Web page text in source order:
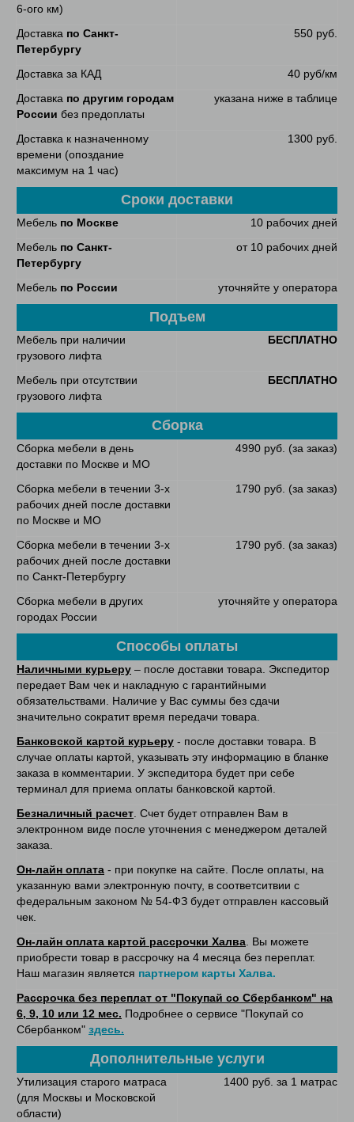
6-ого км)
Доставка по Санкт-
Петербургу
550 руб.
Доставка за КАД
40 руб/км
Доставка по другим городам
России без предоплаты
указана ниже в таблице
Доставка к назначенному
времени (опоздание
максимум на 1 час)
1300 руб.
Сроки доставки
Мебель по Москве
10 рабочих дней
Мебель по Санкт-
Петербургу
от 10 рабочих дней
Мебель по России уточняйте у оператора
Подъем
Мебель при наличии
грузового лифта
БЕСПЛАТНО
Мебель при отсутствии
грузового лифта
БЕСПЛАТНО
Сборка
Сборка мебели в день
доставки по Москве и МО
4990 руб. (за заказ)
Сборка мебели в течении 3-х
рабочих дней после доставки
по Москве и МО
1790 руб. (за заказ)
Сборка мебели в течении 3-х
рабочих дней после доставки
по Санкт-Петербургу
1790 руб. (за заказ)
Сборка мебели в других
городах России
уточняйте у оператора
Способы оплаты
Наличными курьеру – после доставки товара. Экспедитор
передает Вам чек и накладную с гарантийными
обязательствами. Наличие у Вас суммы без сдачи
значительно сократит время передачи товара.
Банковской картой курьеру - после доставки товара. В
случае оплаты картой, указывать эту информацию в бланке
заказа в комментарии. У экспедитора будет при себе
терминал для приема оплаты банковской картой.
Безналичный расчет . Счет будет отправлен Вам в
электронном виде после уточнения с менеджером деталей
заказа.
Он-лайн оплата - при покупке на сайте. После оплаты, на
указанную вами электронную почту, в соответситвии с
федеральным законом № 54-ФЗ будет отправлен кассовый
чек.
Он-лайн оплата картой рассрочки Халва . Вы можете
приобрести товар в рассрочку на 4 месяца без переплат.
Наш магазин является партнером карты Халва.
Рассрочка без переплат от "Покупай со Сбербанком" на
6, 9, 10 или 12 мес. Подробнее о сервисе "Покупай со
Сбербанком" здесь.
Дополнительные услуги
Утилизация старого матраса
(для Москвы и Московской
области)
1400 руб. за 1 матрас